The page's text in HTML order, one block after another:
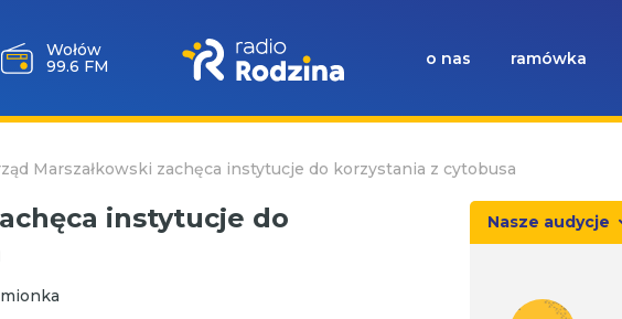
Wołów
99.6 FM
o nas ramówka
Marszałkowski zachęca instytucje do korzystania z cytobusa
instytucje do
Nasze audycje